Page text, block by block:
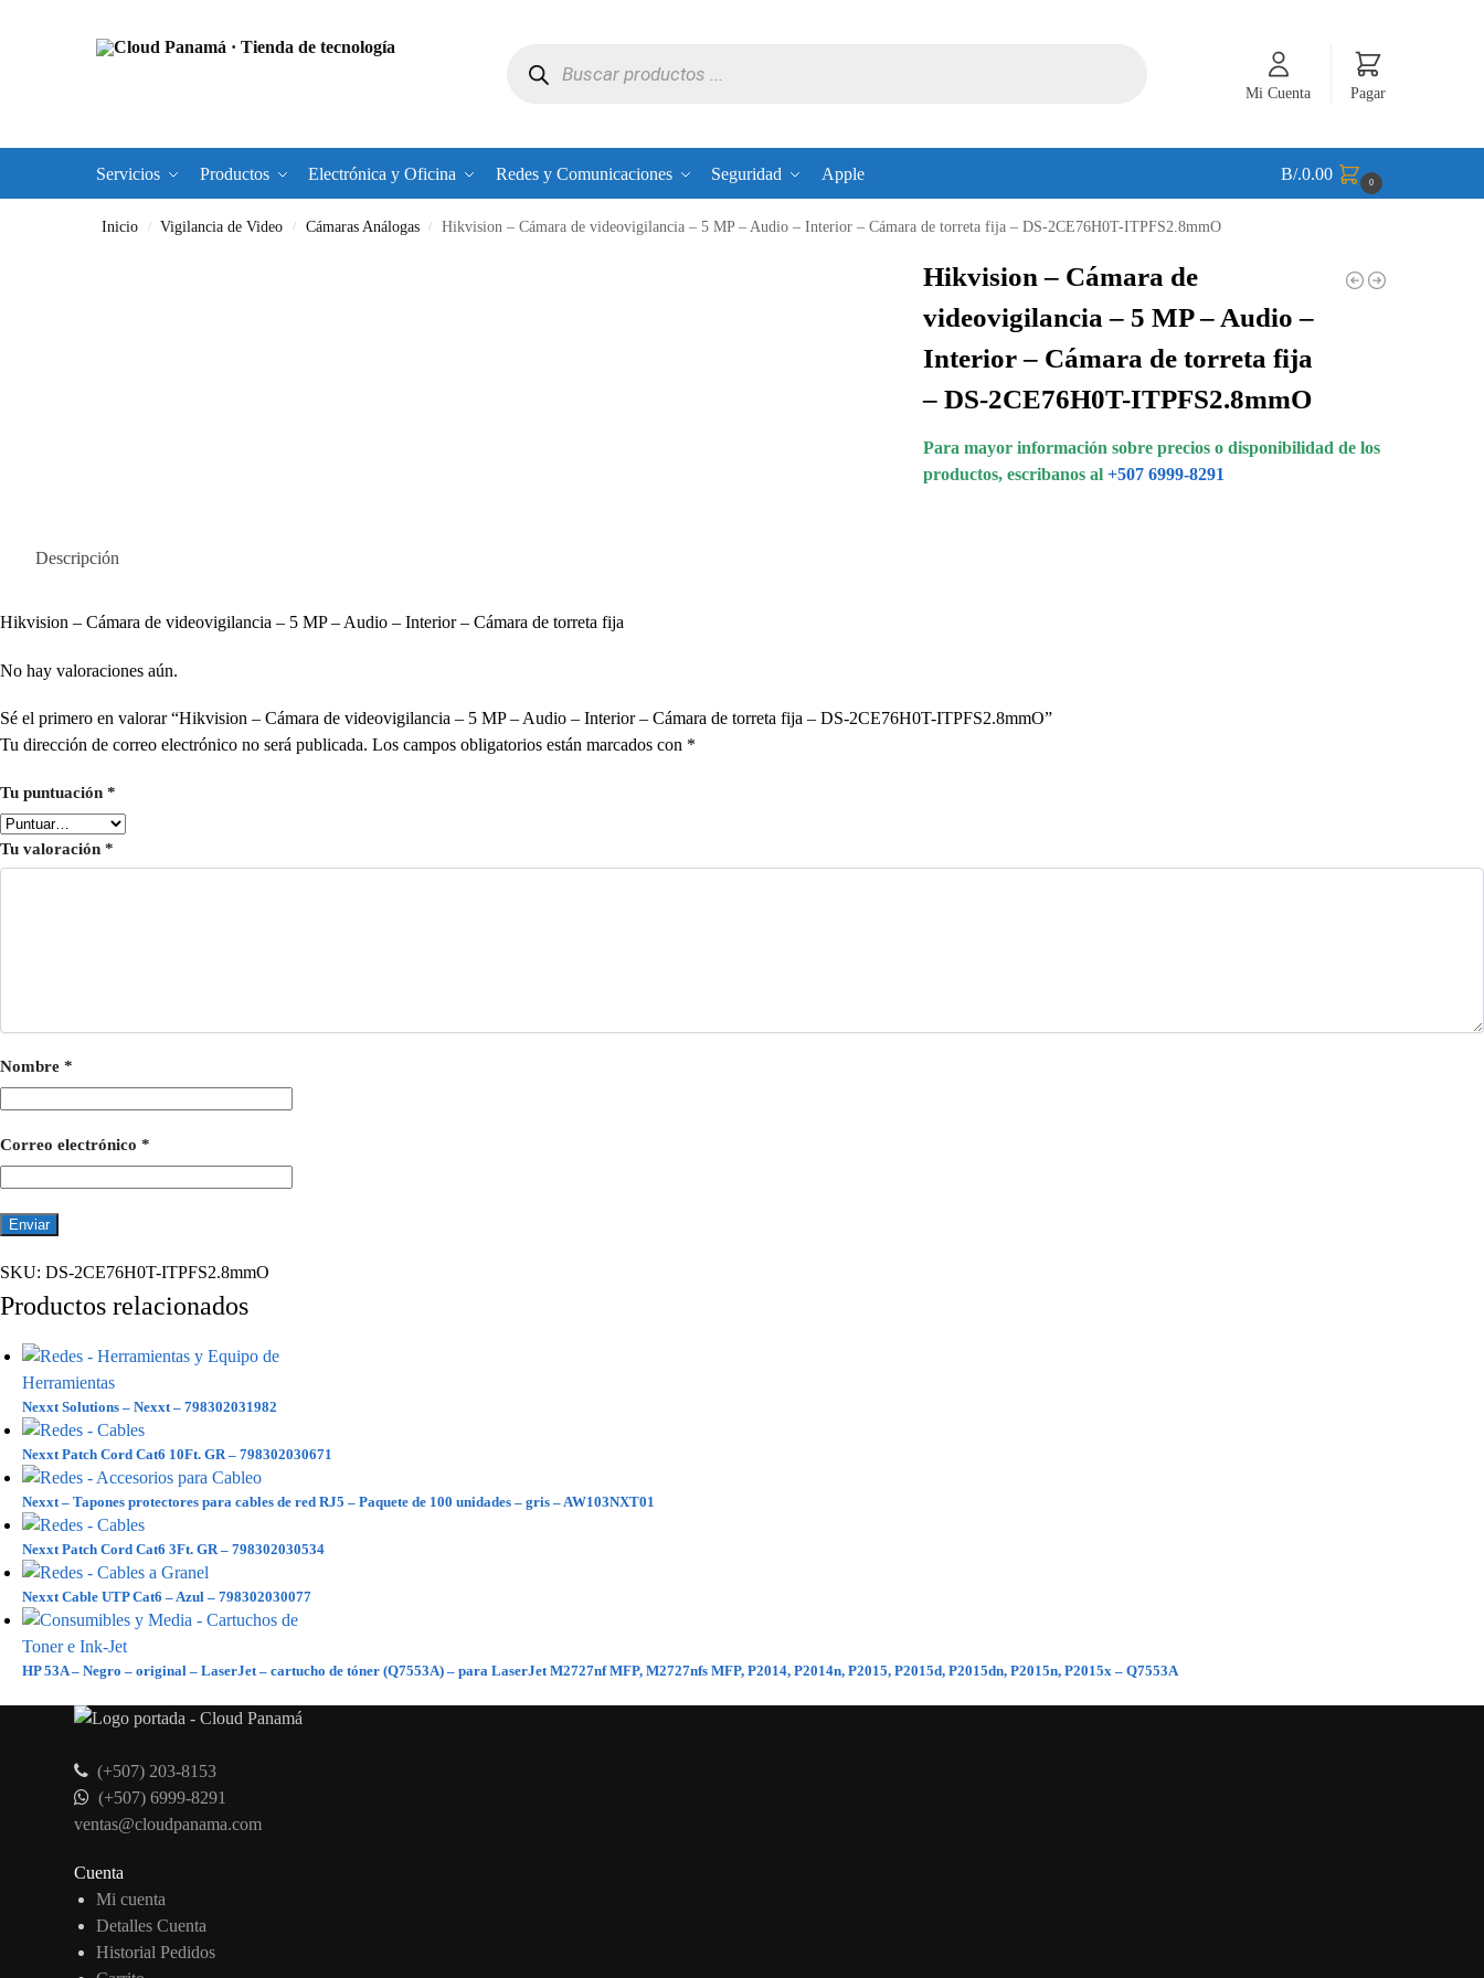
Mi Cuenta Pagar
Servicios Productos Electrónica y Oficina Redes y Comunicaciones Seguridad Apple B/.0.00 0
Inicio / Vigilancia de Video / Cámaras Análogas / Hikvision – Cámara de videovigilancia – 5 MP – Audio – Interior – Cámara de torreta fija – DS-2CE76H0T-ITPFS2.8mmO
Hikvision – Cámara de
videovigilancia – 5 MP – Audio –
Interior – Cámara de torreta fija
– DS-2CE76H0T-ITPFS2.8mmO
Para mayor información sobre precios o disponibilidad de los
productos, escribanos al +507 6999-8291
Descripción
Hikvision – Cámara de videovigilancia – 5 MP – Audio – Interior – Cámara de torreta fija
No hay valoraciones aún.
Sé el primero en valorar “Hikvision – Cámara de videovigilancia – 5 MP – Audio – Interior – Cámara de torreta fija – DS-2CE76H0T-ITPFS2.8mmO”
Tu dirección de correo electrónico no será publicada. Los campos obligatorios están marcados con *
Tu puntuación *
Tu valoración *
Nombre *
Correo electrónico *
SKU: DS-2CE76H0T-ITPFS2.8mmO
Productos relacionados
Nexxt Solutions – Nexxt – 798302031982
Nexxt Patch Cord Cat6 10Ft. GR – 798302030671
Nexxt – Tapones protectores para cables de red RJ5 – Paquete de 100 unidades – gris – AW103NXT01
Nexxt Patch Cord Cat6 3Ft. GR – 798302030534
Nexxt Cable UTP Cat6 – Azul – 798302030077
HP 53A – Negro – original – LaserJet – cartucho de tóner (Q7553A) – para LaserJet M2727nf MFP, M2727nfs MFP, P2014, P2014n, P2015, P2015d, P2015dn, P2015n, P2015x – Q7553A
(+507) 203-8153
(+507) 6999-8291
ventas@cloudpanama.com
Cuenta
Mi cuenta
Detalles Cuenta
Historial Pedidos